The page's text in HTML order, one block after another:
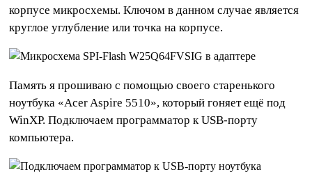
корпусе микросхемы. Ключом в данном случае является
круглое углубление или точка на корпусе.
Память я прошиваю с помощью своего старенького
ноутбука «Acer Aspire 5510», который гоняет ещё под
WinXP. Подключаем программатор к USB-порту
компьютера.